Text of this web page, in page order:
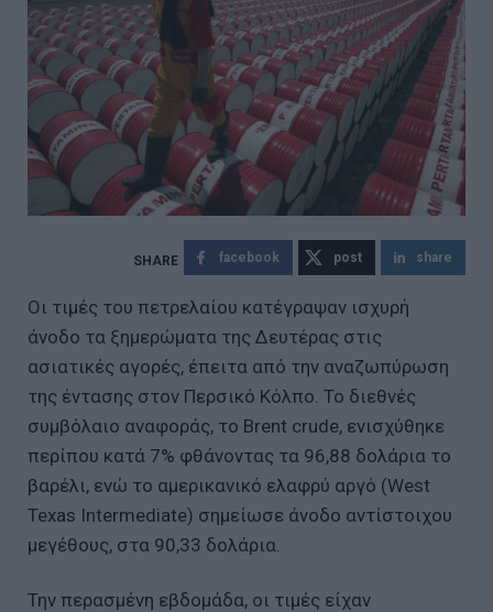
facebook post share
Οι τιμές του πετρελαίου κατέγραψαν ισχυρή
άνοδο τα ξημερώματα της Δευτέρας στις
ασιατικές αγορές, έπειτα από την αναζωπύρωση
της έντασης στον Περσικό Κόλπο. Το διεθνές
συμβόλαιο αναφοράς, το Brent crude, ενισχύθηκε
περίπου κατά 7% φθάνοντας τα 96,88 δολάρια το
βαρέλι, ενώ το αμερικανικό ελαφρύ αργό (West
Texas Intermediate) σημείωσε άνοδο αντίστοιχου
μεγέθους, στα 90,33 δολάρια.
Την περασμένη εβδομάδα, οι τιμές είχαν